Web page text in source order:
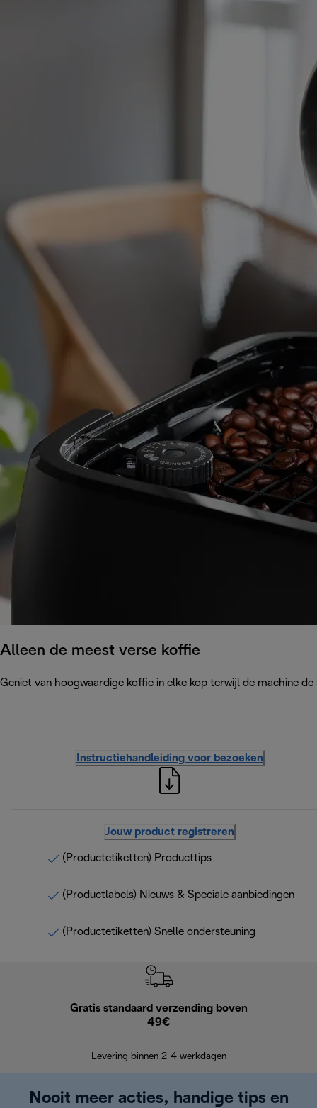
Alleen de meest verse koffie
Geniet van hoogwaardige koffie in elke kop terwijl de machine
Instructiehandleiding voor bezoeken
Jouw product registreren
(Productetiketten) Producttips
(Productlabels) Nieuws & Speciale aanbiedingen
(Productetiketten) Snelle ondersteuning
Gratis standaard verzending boven
49€
Levering binnen 2-4 werkdagen
Nooit meer acties, handige tips en